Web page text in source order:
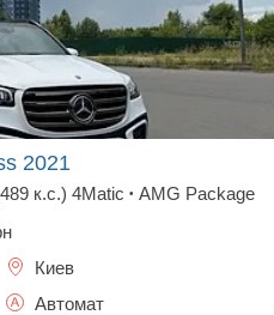
2021
к.с.) 4Matic • AMG Package
Киев
Автомат